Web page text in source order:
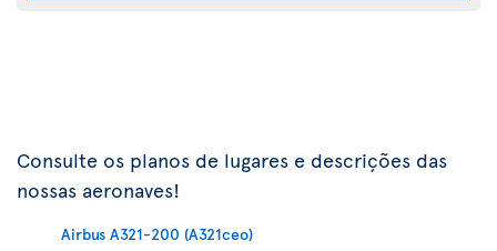
Consulte os planos de lugares e descrições das
nossas aeronaves!
Airbus A321-200 (A321ceo)